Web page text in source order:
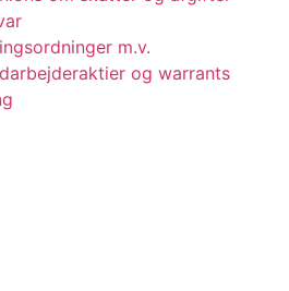
m.v.
og warrants